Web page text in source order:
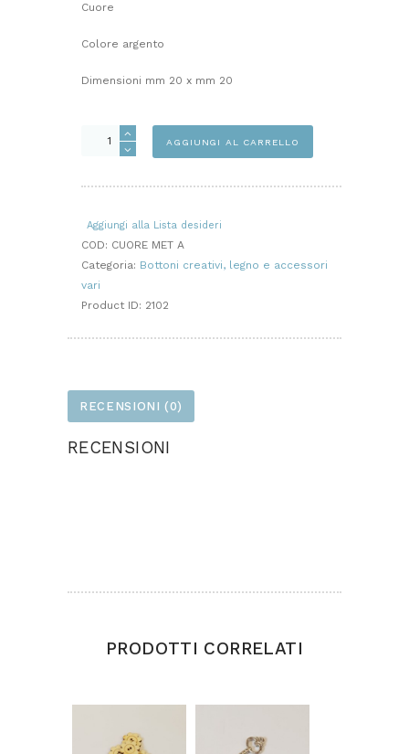
Cuore
Colore argento
Dimensioni mm 20 x mm 20
CHARM
AGGIUNGI AL CARRELLO
Aggiungi alla Lista desideri
COD: CUORE MET A
Categoria: Bottoni creativi, legno e accessori
vari
Product ID: 2102
RECENSIONI (0)
RECENSIONI
PRODOTTI CORRELATI